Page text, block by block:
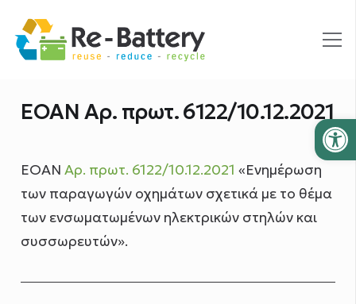
ΕΟΑΝ Αρ. πρωτ. 6122/10.12.2021
ΕΟΑΝΑρ. πρωτ. 6122/10.12.2021 «Ενημέρωση
των παραγωγών οχημάτων σχετικά με το θέμα
των ενσωματωμένων ηλεκτρικών στηλών και
συσσωρευτών».